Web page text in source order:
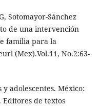
Sotomayor-Sánchez
de una intervención
familia para la
(Mex).Vol.11, No.2:63-
y adolescentes. México:
de textos